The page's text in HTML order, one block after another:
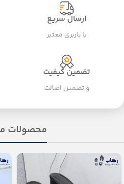
ارسال سریع
با باربری معتبر
تضمین کیفیت
و تضمین اصالت
محصولات